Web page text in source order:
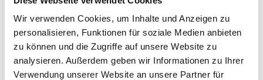
Wir verwenden Cookies, um Inhalte und Anzeigen zu
personalisieren, Funktionen für soziale Medien anbieten
zu können und die Zugriffe auf unsere Website zu
analysieren. Außerdem geben wir Informationen zu Ihrer
Verwendung unserer Website an unsere Partner für
MERCEDES-BENZ
SPRINTER 3,5-t Bus
(906) 313 CDI 4x4 (
906.731, 906.733,
906.735)
08.2011 95
MERCEDES-BENZ
03.2009 70 95 2143